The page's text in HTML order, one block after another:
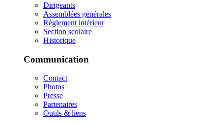
Dirigeants
Assemblées générales
Règlement intérieur
Section scolaire
Historique
Communication
Contact
Photos
Presse
Partenaires
Outils & liens